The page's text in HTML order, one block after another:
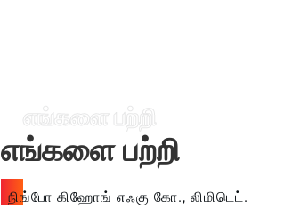
எங்களை பற்றி
எங்களை பற்றி
நிங்போ கிஹோங் எஃகு கோ., லிமிடெட்.